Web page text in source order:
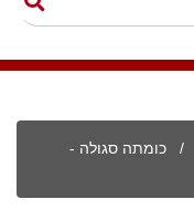
/ כומתה סגולה -